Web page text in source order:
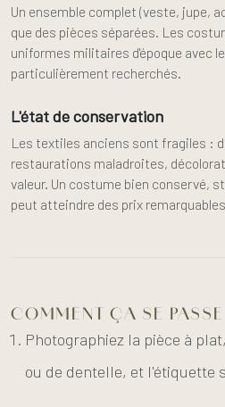
Un ensemble complet (veste, jupe,
que des pièces séparées. Les
uniformes militaires d'époque avec
particulièrement recherchés.
L'état de conservation
Les textiles anciens sont fragiles :
restaurations maladroites,
valeur. Un costume bien conservé,
peut atteindre des prix
COMMENT ÇA SE PASSE
Photographiez la pièce à
ou de dentelle, et l'étiquette